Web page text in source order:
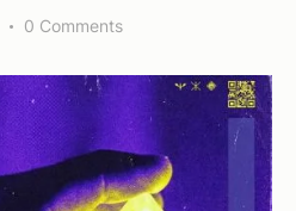
0 Comments